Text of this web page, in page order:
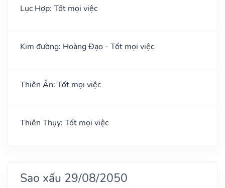
Lục Hợp: Tốt mọi việc
Kim đường: Hoàng Đạo - Tốt mọi việc
Thiên Ân: Tốt mọi việc
Thiên Thụy: Tốt mọi việc
Sao xấu 29/08/2050